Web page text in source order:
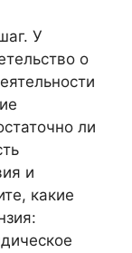
У
о
ли
и
какие